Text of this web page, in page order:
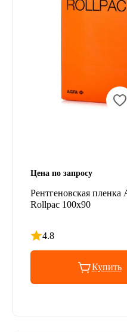
Цена по запросу
Рентгеновская
Rollpac 100x90
4.8
Рейтинг 4.8 из 5
Купить